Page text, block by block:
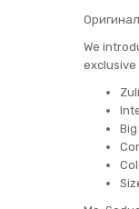
We
exclusive